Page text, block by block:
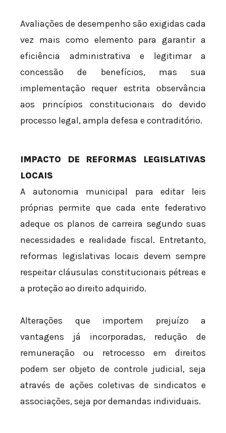
Avaliações de desempenho são exigidas cada
vez mais como elemento para garantir a
eficiência administrativa e legitimar a
concessão de benefícios, mas sua
implementação requer estrita observância
aos princípios constitucionais do devido
processo legal, ampla defesa e contraditório.
IMPACTO DE REFORMAS LEGISLATIVAS
LOCAIS
A autonomia municipal para editar leis
próprias permite que cada ente federativo
adeque os planos de carreira segundo suas
necessidades e realidade fiscal. Entretanto,
reformas legislativas locais devem sempre
respeitar cláusulas constitucionais pétreas e
a proteção ao direito adquirido.
Alterações que importem prejuízo a
vantagens já incorporadas, redução de
remuneração ou retrocesso em direitos
podem ser objeto de controle judicial, seja
através de ações coletivas de sindicatos e
associações, seja por demandas individuais.